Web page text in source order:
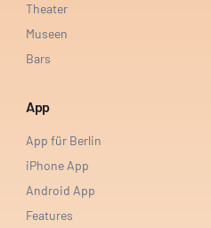
Theater
Museen
Bars
App
App für Berlin
iPhone App
Android App
Features